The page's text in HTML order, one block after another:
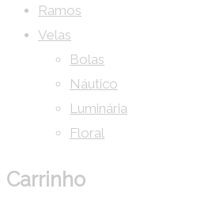
Ramos
Velas
Bolas
Náutico
Luminária
Floral
Carrinho